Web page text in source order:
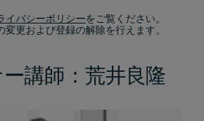
イバシーポリシーをご覧ください。
変更および登録の解除を行えます。
講師：荒井良隆